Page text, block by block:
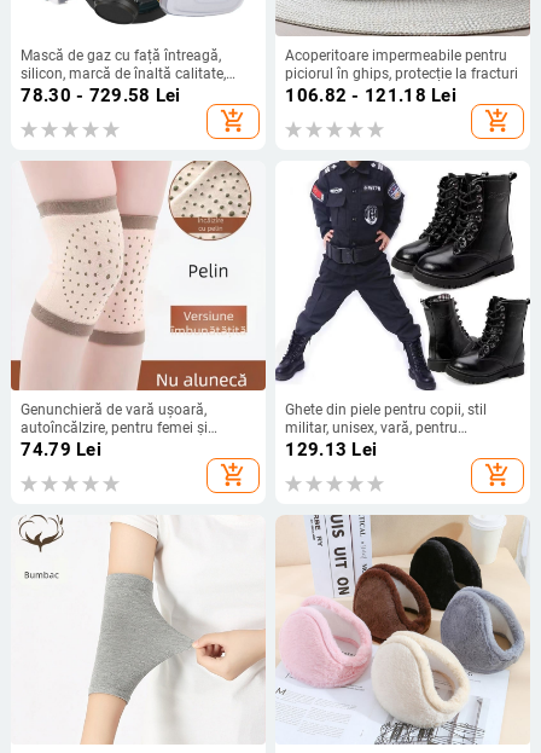
Mască de gaz cu față întreagă,
silicon, marcă de înaltă calitate,
filtru auto-aspirat, pentru vapori
78.30 - 729.58 Lei
add_shopping_cart
Acoperitoare impermeabile pentru
piciorul în ghips, protecție la fracturi
106.82 - 121.18 Lei
add_shopping_cart
Genunchieră de vară ușoară,
autoîncălzire, pentru femei și
bărbați în vârstă, căldură și
susținere a articulației genunchiului
74.79 Lei
add_shopping_cart
Ghete din piele pentru copii, stil
militar, unisex, vară, pentru
reprezentații, tabără și antrenament
129.13 Lei
add_shopping_cart